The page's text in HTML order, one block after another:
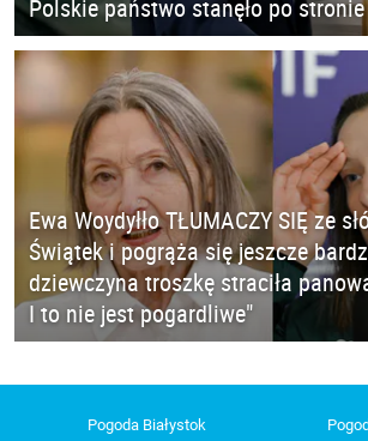
Polskie państwo stanęło po
Ewa Woydyłło TŁUMACZY SIĘ ze
Świątek i pogrąża się jeszcze
dziewczyna troszkę straciła
I to nie jest pogardliwe"
Pogoda Białystok